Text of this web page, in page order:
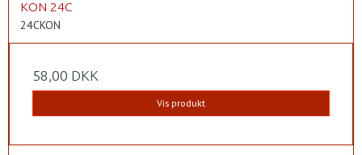
KON 24C
24CKON
58,00 DKK
Vis produkt